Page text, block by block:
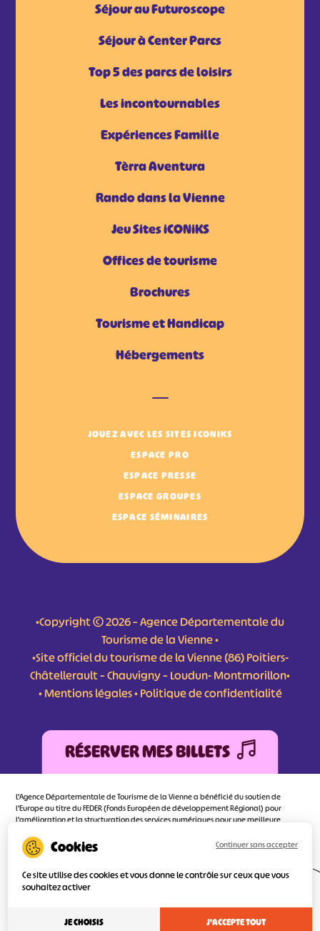
Séjour au Futuroscope
Séjour à Center Parcs
Top 5 des parcs de loisirs
Les incontournables
Expériences Famille
Tèrra Aventura
Rando dans la Vienne
Jeu Sites iCONiKS
Offices de tourisme
Brochures
Tourisme et Handicap
Hébergements
JOUEZ AVEC LES SITES ICONIKS
ESPACE PRO
ESPACE PRESSE
ESPACE GROUPES
ESPACE SÉMINAIRES
•Copyright © 2026 – Agence Départementale du
Tourisme de la Vienne •
•Site officiel du tourisme de la Vienne (86) Poitiers-
Châtellerault – Chauvigny – Loudun- Montmorillon•
•Mentions légales•Politique de confidentialité
RÉSERVER MES BILLETS
L'Agence Départementale de Tourisme de la Vienne a bénéficié du soutien de
l’Europe au titre du FEDER (Fonds Européen de développement Régional) pour
l’amélioration et la structuration des services numériques pour une meilleure
d’orienter au mieux le visiteur.
Ce site utilise des cookies et vous donne le contrôle sur ceux que vous
souhaitez activer
J'ACCEPTE TOUT
Continuer sans accepter
JE CHOISIS